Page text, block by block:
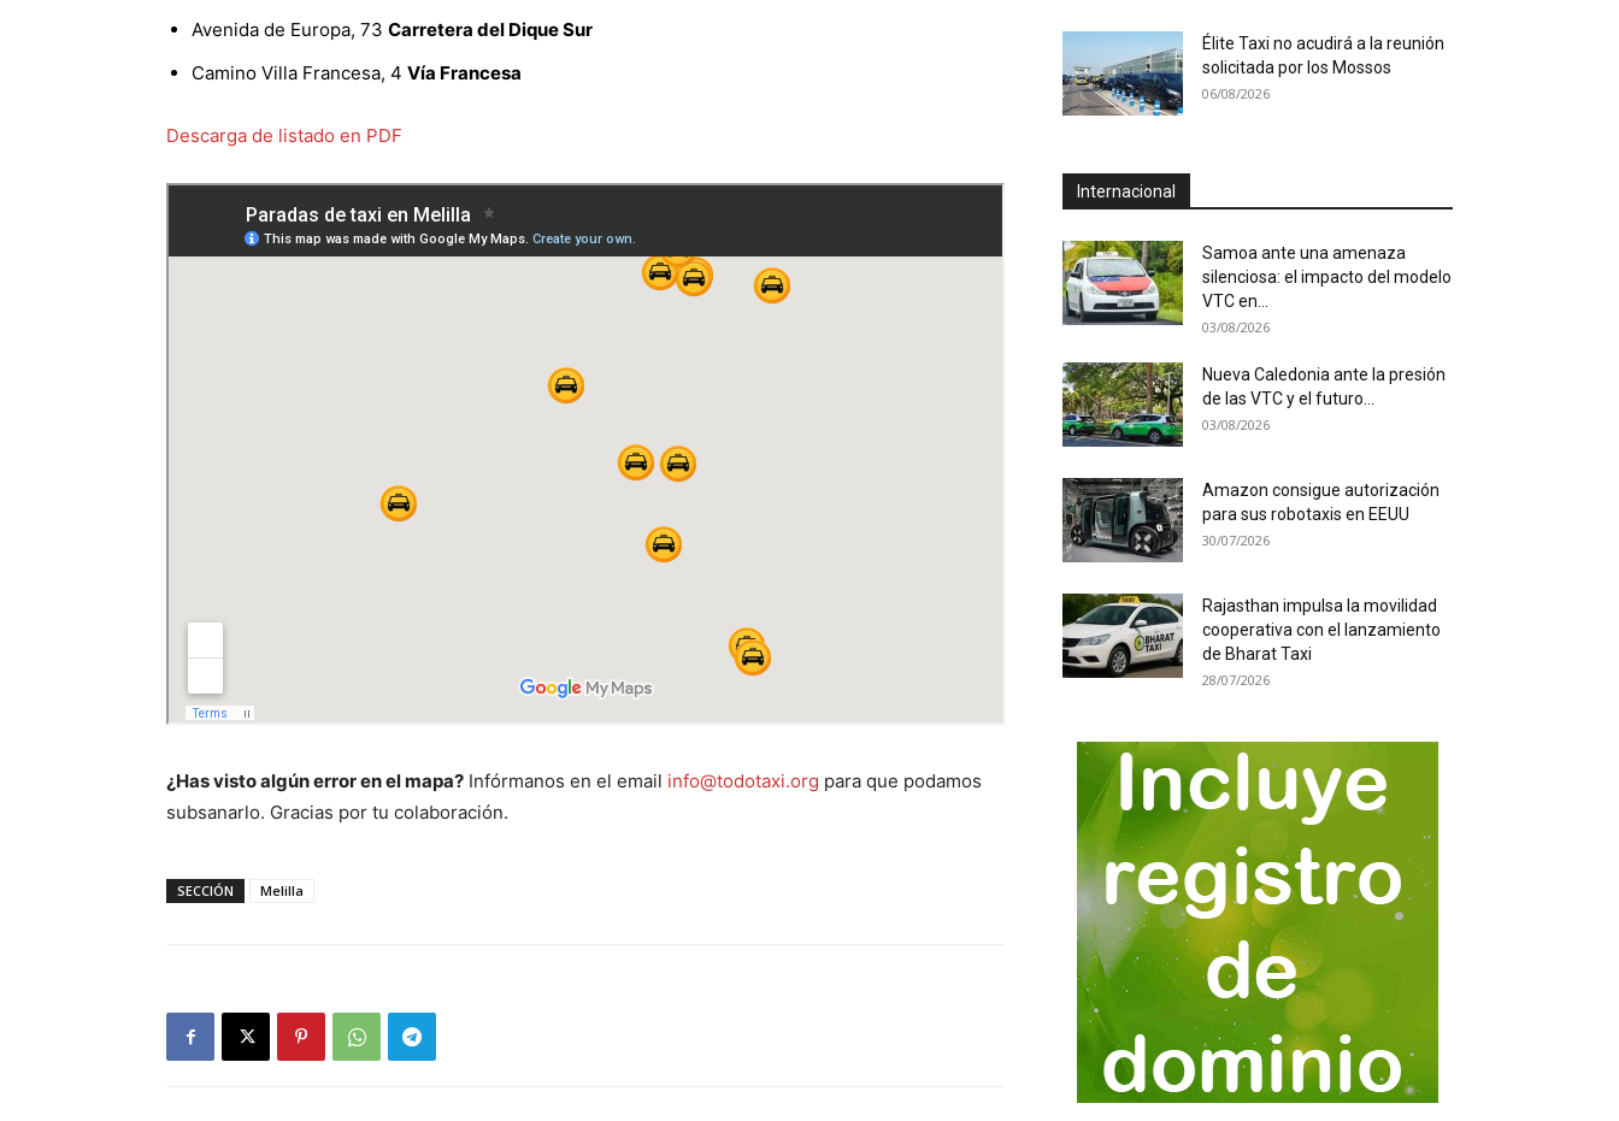
Avenida de Europa, 73 Carretera del Dique Sur
Camino Villa Francesa, 4 Vía Francesa
Descarga de listado en PDF
¿Has visto algún error en el mapa? Infórmanos en el email info@todotaxi.org para que podamos
subsanarlo. Gracias por tu colaboración.
SECCIÓN Melilla
Élite Taxi no acudirá a la reunión
solicitada por los Mossos
06/08/2026
Internacional
Samoa ante una amenaza
silenciosa: el impacto del modelo
VTC en...
03/08/2026
Nueva Caledonia ante la presión
de las VTC y el futuro...
03/08/2026
Amazon consigue autorización
para sus robotaxis en EEUU
30/07/2026
Rajasthan impulsa la movilidad
cooperativa con el lanzamiento
de Bharat Taxi
28/07/2026